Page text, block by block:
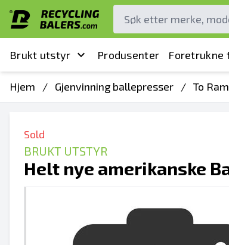
Brukt utstyr Produsenter Foretrukne
Hjem / Gjenvinning ballepresser / To
Sold
BRUKT UTSTYR
Helt nye amerikanske